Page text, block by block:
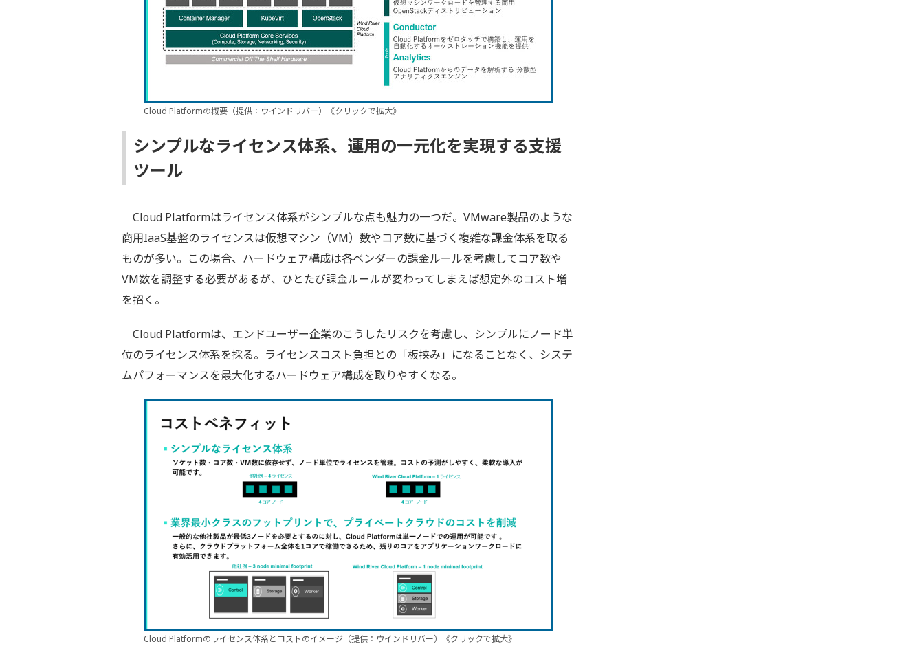
Cloud Platformの概要（提供：ウインドリバー）《クリックで拡大》
シンプルなライセンス体系、運用の一元化を実現する支援
ツール
Cloud Platformはライセンス体系がシンプルな点も魅力の一つだ。VMware製品のような
商用IaaS基盤のライセンスは仮想マシン（VM）数やコア数に基づく複雑な課金体系を取る
ものが多い。この場合、ハードウェア構成は各ベンダーの課金ルールを考慮してコア数や
VM数を調整する必要があるが、ひとたび課金ルールが変わってしまえば想定外のコスト増
を招く。
Cloud Platformは、エンドユーザー企業のこうしたリスクを考慮し、シンプルにノード単
位のライセンス体系を採る。ライセンスコスト負担との「板挟み」になることなく、システ
ムパフォーマンスを最大化するハードウェア構成を取りやすくなる。
Cloud Platformのライセンス体系とコストのイメージ（提供：ウインドリバー）《クリックで拡大》